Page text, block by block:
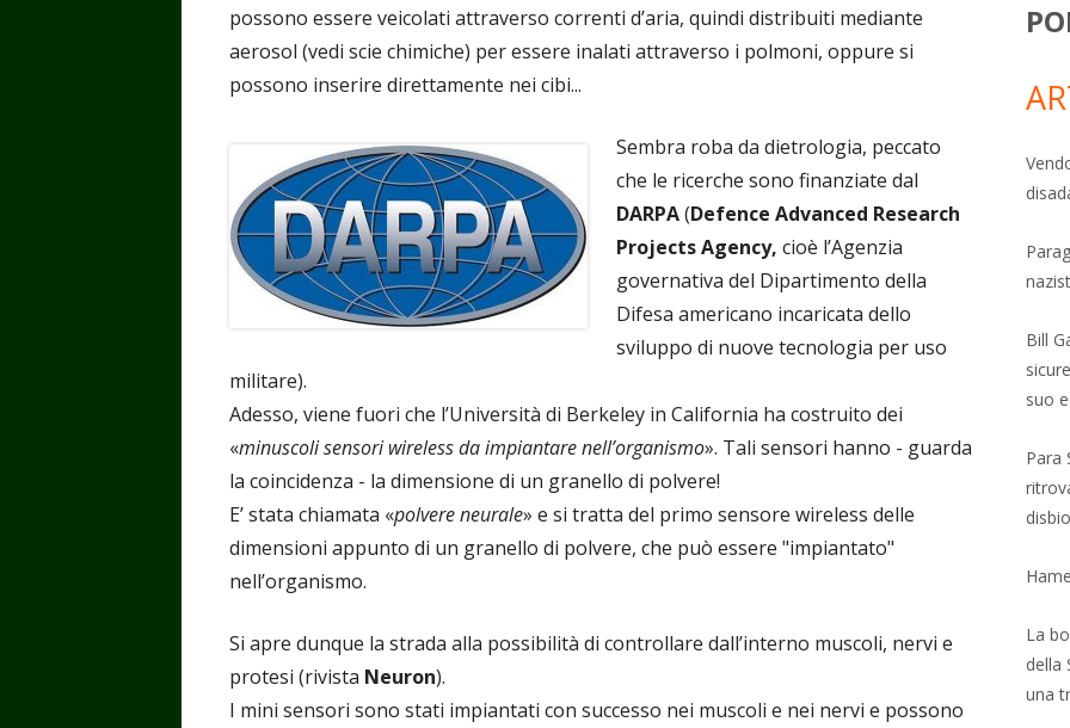
possono essere veicolati attraverso correnti d’aria, quindi distribuiti mediante
aerosol (vedi scie chimiche) per essere inalati attraverso i polmoni, oppure si
possono inserire direttamente nei cibi...
Sembra roba da dietrologia, peccato
che le ricerche sono finanziate dal
DARPA(Defence Advanced Research
Projects Agency, cioè l’Agenzia
governativa del Dipartimento della
Difesa americano incaricata dello
sviluppo di nuove tecnologia per uso
militare).
Adesso, viene fuori che l’Università di Berkeley in California ha costruito dei
«minuscoli sensori wireless da impiantare nell’organismo». Tali sensori hanno - guarda
la coincidenza - la dimensione di un granello di polvere!
E’ stata chiamata «polvere neurale» e si tratta del primo sensore wireless delle
dimensioni appunto di un granello di polvere, che può essere "impiantato"
nell’organismo.
Si apre dunque la strada alla possibilità di controllare dall’interno muscoli, nervi e
protesi (rivista Neuron).
I mini sensori sono stati impiantati con successo nei muscoli e nei nervi e possono
Bill
suo
Para
La
della
una